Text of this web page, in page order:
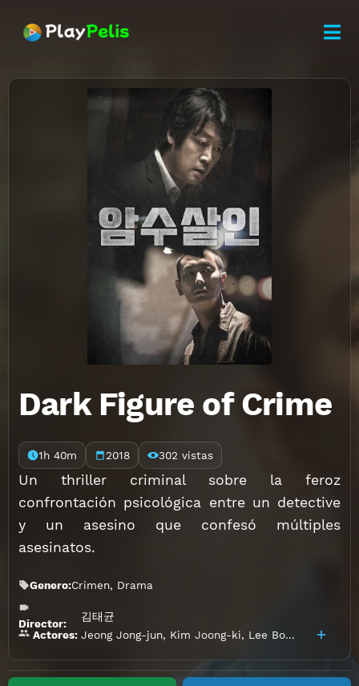
Dark Figure of Crime
1h 40m 2018 302 vistas
Un thriller criminal sobre la feroz
confrontación psicológica entre un detective
y un asesino que confesó múltiples
asesinatos.
Genero:Crimen, Drama
Director:
김태균
Actores: Jeong Jong-jun, Kim Joong-ki, Lee Bong-ryeon